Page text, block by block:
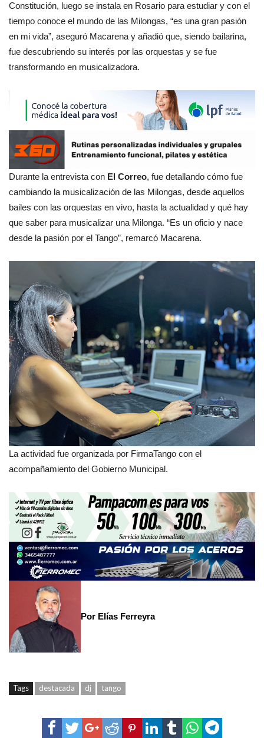
Constitución, luego se instala en Rosario para estudiar y con el
tiempo conoce el mundo de las Milongas, “es una gran pasión
en mi vida”, aseguró Macarena y añadió que, siendo bailarina,
fue descubriendo su interés por las orquestas y se fue
transformando en musicalizadora.
Durante la entrevista con El Correo, fue detallando cómo fue
cambiando la musicalización de las Milongas, desde aquellos
bailes con las orquestas en vivo, hasta la actualidad y qué hay
que saber para musicalizar una Milonga. “Es un oficio y nace
desde la pasión por el Tango”, remarcó Macarena.
La actividad fue organizada por FirmaTango con el
acompañamiento del Gobierno Municipal.
Por Elías Ferreyra
Tags destacada dj tango